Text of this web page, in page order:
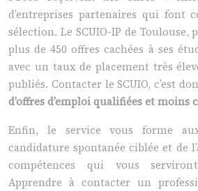
d’entreprises partenaires qui font
sélection. Le SCUIO-IP de Toulouse,
plus de 450 offres cachées à ses
avec un taux de placement très
publiés. Contacter le SCUIO, c’est
d’offres d’emploi qualifiées et
Enfin, le service vous forme
candidature spontanée ciblée et de
compétences qui vous
Apprendre à contacter un